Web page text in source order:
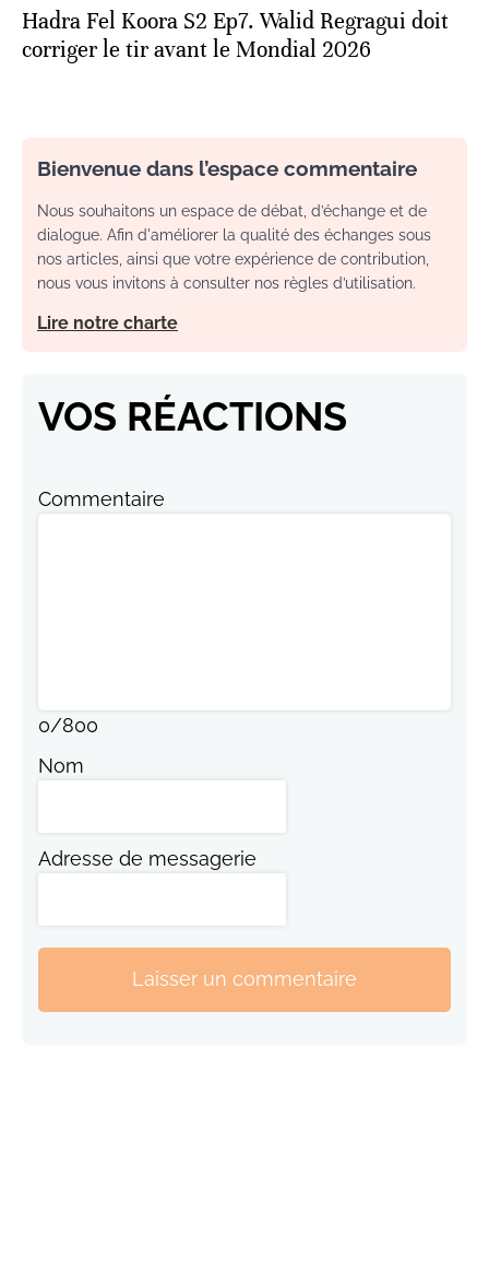
Hadra Fel Koora S2 Ep7. Walid Regragui doit
corriger le tir avant le Mondial 2026
Bienvenue dans l’espace commentaire
Nous souhaitons un espace de débat, d’échange et de
dialogue. Afin d'améliorer la qualité des échanges sous
nos articles, ainsi que votre expérience de contribution,
nous vous invitons à consulter nos règles d’utilisation.
Lire notre charte
VOS RÉACTIONS
Commentaire
0/800
Nom
Adresse de messagerie
Laisser un commentaire